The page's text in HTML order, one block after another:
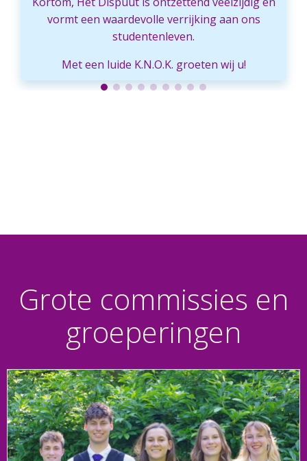
vormt een waardevolle verrijking aan ons
studentenleven.
Met een luide K.N.O.K. groeten wij u!
Grote commissies en
groeperingen